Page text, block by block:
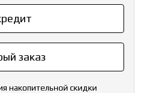
заказ
накопительной скидки